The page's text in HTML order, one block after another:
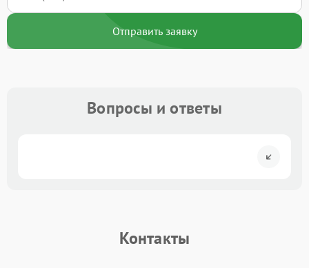
Отправить заявку
Вопросы и ответы
Контакты